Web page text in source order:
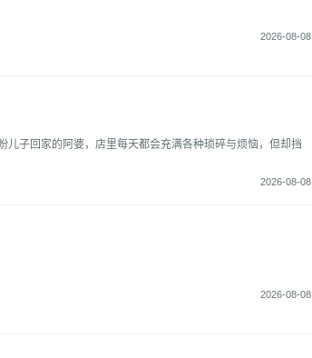
2026-08-08
子回家的阿婆，店里每天都会充满各种琐碎与烦恼，但却挡
2026-08-08
2026-08-08